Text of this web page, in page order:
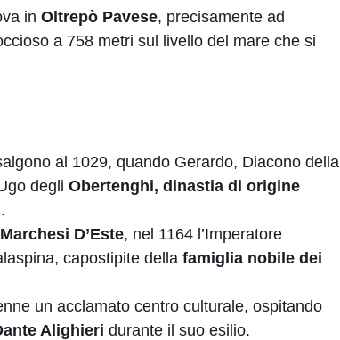
in Oltrepò Pavese, precisamente ad
a 758 metri sul livello del mare che si
al 1029, quando Gerardo, Diacono della
degli Obertenghi, dinastia di origine
Marchesi D’Este, nel 1164 l’Imperatore
capostipite della famiglia nobile dei
un acclamato centro culturale, ospitando
Alighieri durante il suo esilio.